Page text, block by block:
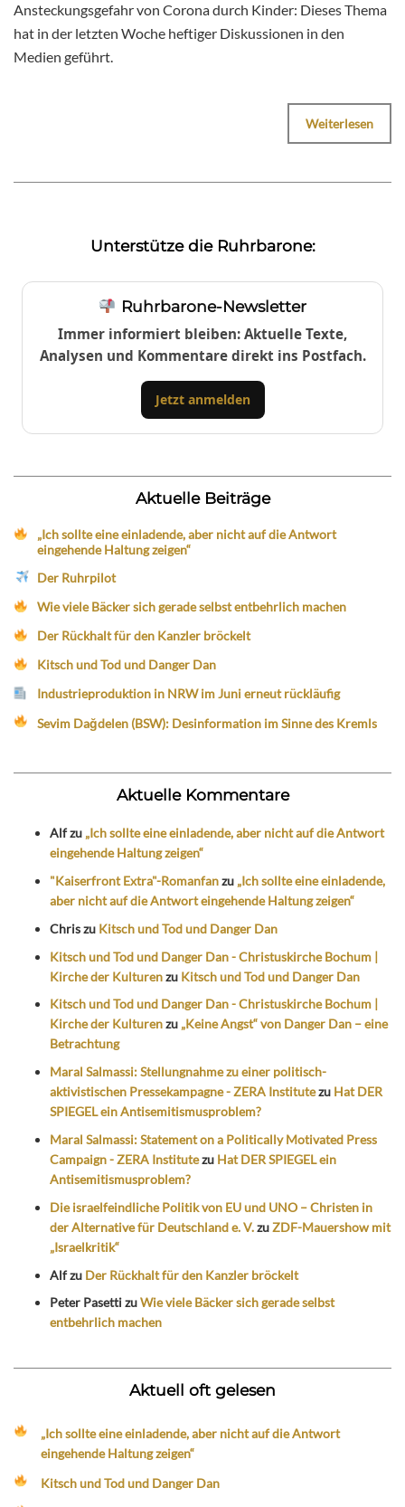
Ansteckungsgefahr von Corona durch Kinder: Dieses Thema
hat in der letzten Woche heftiger Diskussionen in den
Medien geführt.
Weiterlesen
Unterstütze die Ruhrbarone:
Ruhrbarone-Newsletter
Immer informiert bleiben: Aktuelle Texte,
Analysen und Kommentare direkt ins Postfach.
Jetzt anmelden
Aktuelle Beiträge
„Ich sollte eine einladende, aber nicht auf die Antwort
eingehende Haltung zeigen“
Der Ruhrpilot
Wie viele Bäcker sich gerade selbst entbehrlich machen
Der Rückhalt für den Kanzler bröckelt
Kitsch und Tod und Danger Dan
Industrieproduktion in NRW im Juni erneut rückläufig
Sevim Dağdelen (BSW): Desinformation im Sinne des Kremls
Aktuelle Kommentare
Alfzu „Ich sollte eine einladende, aber nicht auf die Antwort
eingehende Haltung zeigen“
"Kaiserfront Extra"-Romanfanzu „Ich sollte eine einladende,
aber nicht auf die Antwort eingehende Haltung zeigen“
Chriszu Kitsch und Tod und Danger Dan
Kitsch und Tod und Danger Dan - Christuskirche Bochum |
Kirche der Kulturenzu Kitsch und Tod und Danger Dan
Kitsch und Tod und Danger Dan - Christuskirche Bochum |
Kirche der Kulturenzu „Keine Angst“ von Danger Dan – eine
Betrachtung
Maral Salmassi: Stellungnahme zu einer politisch-
aktivistischen Pressekampagne - ZERA Institutezu Hat DER
SPIEGEL ein Antisemitismusproblem?
Maral Salmassi: Statement on a Politically Motivated Press
Campaign - ZERA Institutezu Hat DER SPIEGEL ein
Antisemitismusproblem?
Die israelfeindliche Politik von EU und UNO – Christen in
der Alternative für Deutschland e. V.zuZDF-Mauershow mit
„Israelkritik“
Alfzu Der Rückhalt für den Kanzler bröckelt
Peter PasettizuWie viele Bäcker sich gerade selbst
entbehrlich machen
Aktuell oft gelesen
„Ich sollte eine einladende, aber nicht auf die Antwort
eingehende Haltung zeigen“
Kitsch und Tod und Danger Dan